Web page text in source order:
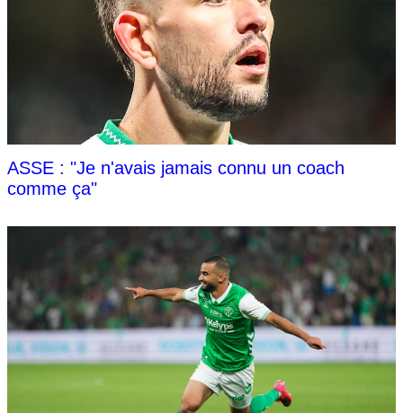
ASSE : "Je n'avais jamais connu un coach
comme ça"